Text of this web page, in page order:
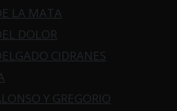
LA MATA
DOLOR
CIDRANES
Y GREGORIO